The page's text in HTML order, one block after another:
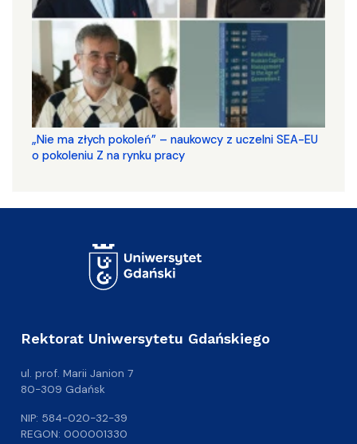
„Nie ma złych pokoleń” – naukowcy z uczelni SEA-EU
o pokoleniu Z na rynku pracy
Rektorat Uniwersytetu Gdańskiego
ul. prof. Marii Janion 7
80-309 Gdańsk
NIP: 584-020-32-39
REGON: 000001330